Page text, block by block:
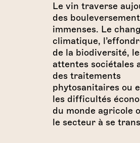
Le vin traverse
des
immenses. Le
climatique,
de la biodiversité,
attentes sociétales
des traitements
phytosanitaires ou
les difficultés
du monde agricole
le secteur à se